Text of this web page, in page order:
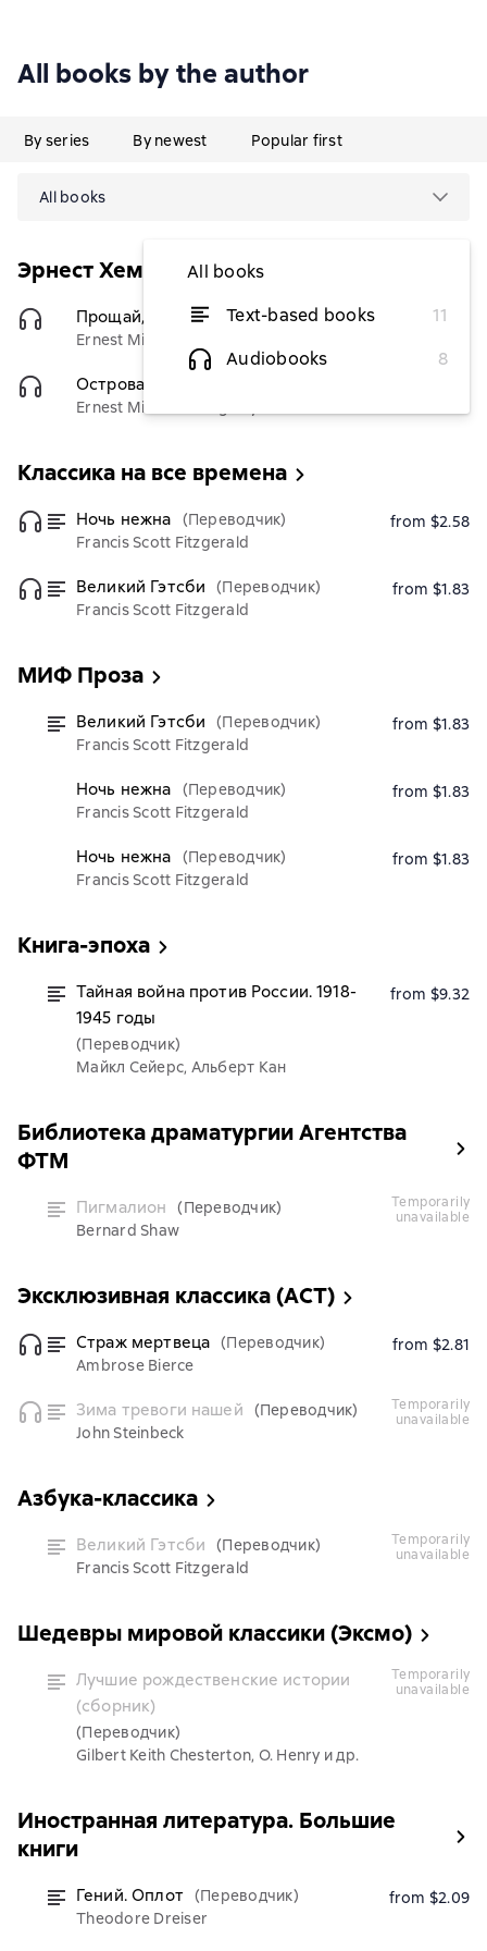
All books by the author
By series By newest Popular first
All books
All books
Text-based books
11
Audiobooks
8
Эрнест Хемингуэй. Лучшее
Прощай, оружие!
(Переводчик)
Ernest Miller Hemingway
$6.13
Острова в океане
Ernest Miller Hemingway
Классика на все времена
Ночь нежна
(Переводчик)
Francis Scott Fitzgerald
from $2.58
Великий Гэтсби
(Переводчик)
Francis Scott Fitzgerald
from $1.83
МИФ Проза
Великий Гэтсби
(Переводчик)
Francis Scott Fitzgerald
from $1.83
Ночь нежна
(Переводчик)
Francis Scott Fitzgerald
from $1.83
Ночь нежна
(Переводчик)
Francis Scott Fitzgerald
from $1.83
Книга-эпоха
Тайная война против России. 1918-
1945 годы
(Переводчик)
Майкл Сейерс, Альберт Кан
from $9.32
Библиотека драматургии Агентства
ФТМ
Пигмалион
(Переводчик)
Bernard Shaw
temporarily
unavailable
Эксклюзивная классика (АСТ)
Страж мертвеца (Переводчик)
Ambrose Bierce
from $2.81
Зима тревоги нашей
(Переводчик)
John Steinbeck
temporarily
unavailable
Азбука-классика
Великий Гэтсби
(Переводчик)
Francis Scott Fitzgerald
temporarily
unavailable
Шедевры мировой классики (Эксмо)
Лучшие рождественские истории
(сборник)
(Переводчик)
Gilbert Keith Chesterton, O. Henry и др.
temporarily
unavailable
Иностранная литература. Большие
книги
Гений. Оплот (Переводчик)
Theodore Dreiser
from $2.09